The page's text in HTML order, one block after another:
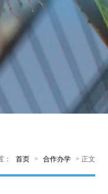
： 首页 > 合作办学 > 正文